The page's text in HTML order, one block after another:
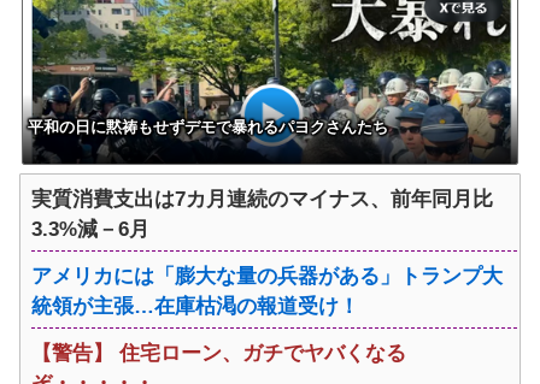
平和の日に黙祷もせずデモで暴れるパヨクさんたち
実質消費支出は7カ月連続のマイナス、前年同月比
3.3%減－6月
アメリカには「膨大な量の兵器がある」トランプ大
統領が主張…在庫枯渇の報道受け！
【警告】 住宅ローン、ガチでヤバくなる